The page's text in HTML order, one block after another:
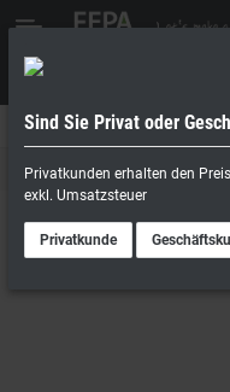
Geschäftskunde
Modelierwerkzeuge
Sind Sie Privat oder
Privatkunden erhalten den
exkl. Umsatzsteuer
Privatkunde